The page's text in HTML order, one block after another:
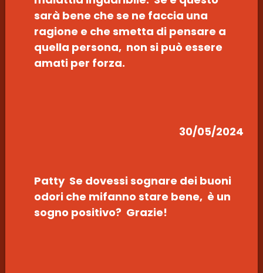
sarà bene che se ne faccia una
ragione e che smetta di pensare a
quella persona, non si può essere
amati per forza.
30/05/2024
Patty Se dovessi sognare dei buoni
odori che mifanno stare bene, è un
sogno positivo? Grazie!